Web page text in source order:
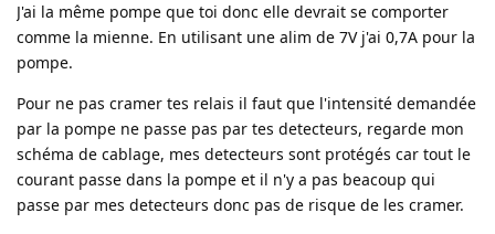
J'ai la même pompe que toi donc elle devrait se comporter
comme la mienne. En utilisant une alim de 7V j'ai 0,7A pour la
pompe.
Pour ne pas cramer tes relais il faut que l'intensité demandée
par la pompe ne passe pas par tes detecteurs, regarde mon
schéma de cablage, mes detecteurs sont protégés car tout le
courant passe dans la pompe et il n'y a pas beacoup qui
passe par mes detecteurs donc pas de risque de les cramer.